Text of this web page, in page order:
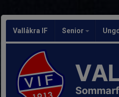
Vallåkra IF Senior